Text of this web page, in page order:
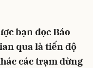
bạn đọc Báo
qua là tiến độ
các trạm dừng
Hủy Gửi